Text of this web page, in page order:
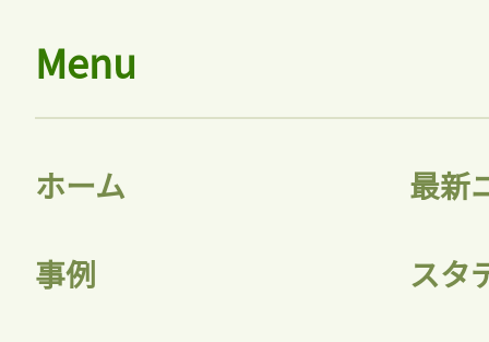
会員登録
Menu
ホーム 最新
事例 スタ